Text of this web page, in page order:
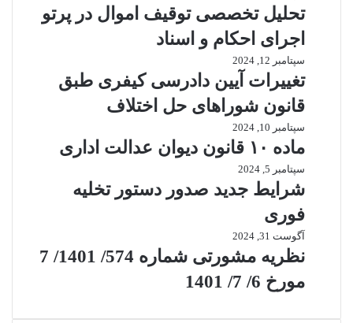
تحلیل تخصصی توقیف اموال در پرتو
اجرای احکام و اسناد
سپتامبر 12, 2024
تغییرات آیین دادرسی کیفری طبق
قانون شوراهای حل اختلاف
سپتامبر 10, 2024
ماده ۱۰ قانون دیوان عدالت اداری
سپتامبر 5, 2024
شرایط جدید صدور دستور تخلیه
فوری
آگوست 31, 2024
نظریه مشورتی شماره 574/ 1401/ 7
مورخ 6/ 7/ 1401